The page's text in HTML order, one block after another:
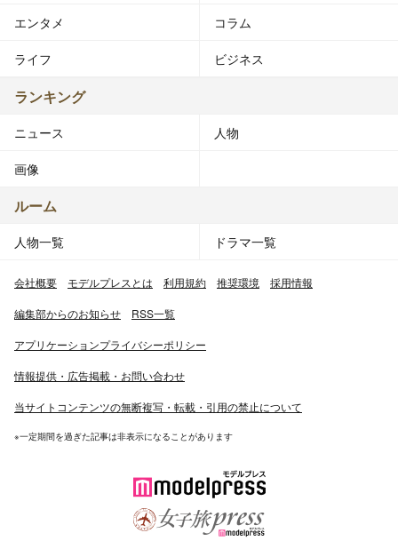
エンタメ コラム
ライフ ビジネス
ランキング
ニュース 人物
画像
ルーム
人物一覧 ドラマ一覧
会社概要 モデルプレスとは 利用規約 推奨環境 採用情報
編集部からのお知らせ RSS一覧
アプリケーションプライバシーポリシー
情報提供・広告掲載・お問い合わせ
当サイトコンテンツの無断複写・転載・引用の禁止について
※一定期間を過ぎた記事は非表示になることがあります